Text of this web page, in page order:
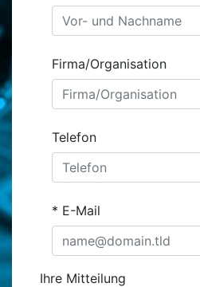
Firma/Organisation
Telefon
E-Mail
Ihre Mitteilung